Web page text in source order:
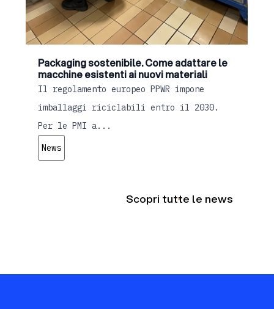
Packaging sostenibile. Come adattare le
macchine esistenti ai nuovi materiali
Il regolamento europeo PPWR impone
imballaggi riciclabili entro il 2030.
Per le PMI a...
News
Scopri tutte le news